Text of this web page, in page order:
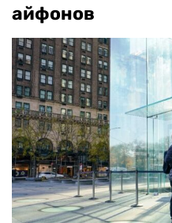
айфонов